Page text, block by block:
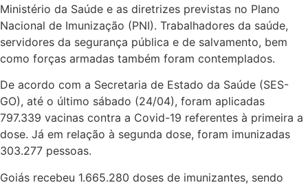
Ministério da Saúde e as diretrizes previstas no Plano
Nacional de Imunização (PNI). Trabalhadores da saúde,
servidores da segurança pública e de salvamento, bem
como forças armadas também foram contemplados.
De acordo com a Secretaria de Estado da Saúde (SES-
GO), até o último sábado (24/04), foram aplicadas
797.339 vacinas contra a Covid-19 referentes à primeira a
dose. Já em relação à segunda dose, foram imunizadas
303.277 pessoas.
Goiás recebeu 1.665.280 doses de imunizantes, sendo